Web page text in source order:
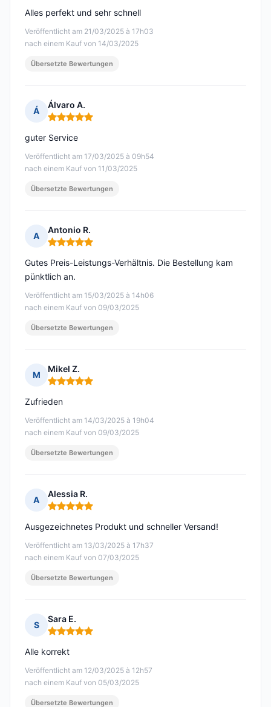
Veröffentlicht am 21/03/2025 à 17h03
nach einem Kauf von 14/03/2025
Alles perfekt und sehr schnell
Übersetzte Bewertungen
Á
Álvaro A.
Hinweis: 5 von 5
Veröffentlicht am 17/03/2025 à 09h54
nach einem Kauf von 11/03/2025
guter Service
Übersetzte Bewertungen
A
Antonio R.
Hinweis: 5 von 5
Veröffentlicht am 15/03/2025 à 14h06
nach einem Kauf von 09/03/2025
Gutes Preis-Leistungs-Verhältnis. Die Bestellung kam
pünktlich an.
Übersetzte Bewertungen
M
Mikel Z.
Hinweis: 5 von 5
Veröffentlicht am 14/03/2025 à 19h04
nach einem Kauf von 09/03/2025
Zufrieden
Übersetzte Bewertungen
A
Alessia R.
Hinweis: 5 von 5
Veröffentlicht am 13/03/2025 à 17h37
nach einem Kauf von 07/03/2025
Ausgezeichnetes Produkt und schneller Versand!
Übersetzte Bewertungen
S
Sara E.
Hinweis: 5 von 5
Veröffentlicht am 12/03/2025 à 12h57
nach einem Kauf von 05/03/2025
Alle korrekt
Übersetzte Bewertungen